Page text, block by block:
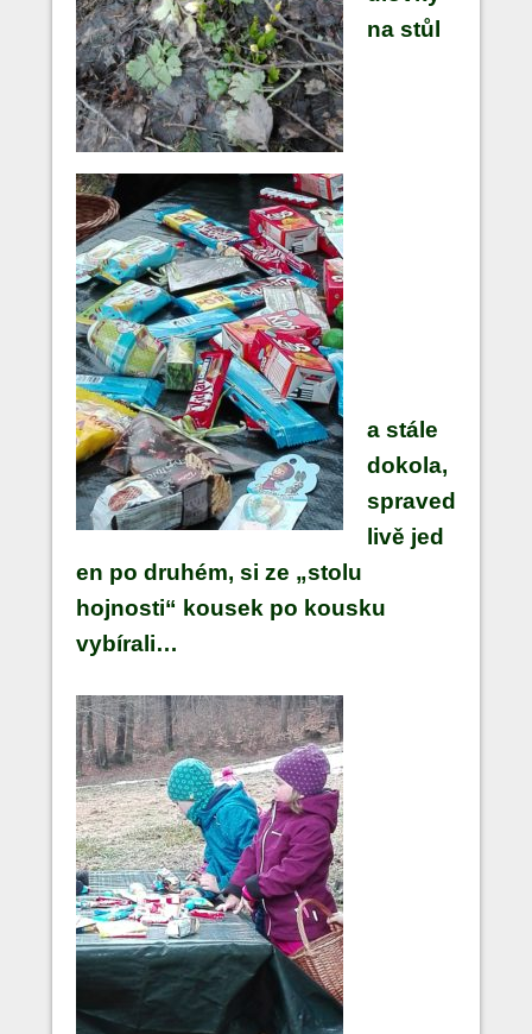
na stůl
a stále
dokola,
spraved
livě jed
en po druhém, si ze „stolu
hojnosti“ kousek po kousku
vybírali…